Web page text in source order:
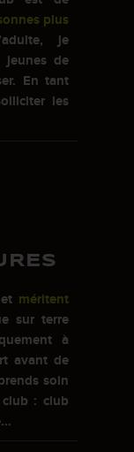
plus
je
jeunes de
En tant
les
méritent
sur terre
à
avant de
soin
: club